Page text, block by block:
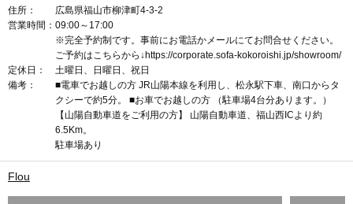
住所：
広島県福山市柳津町4-3-2
営業時間： 09:00～17:00
※完全予約制です。事前にお電話かメールにてお問合せください。
ご予約はこちらから↓https://corporate.sofa-kokoroishi.jp/showroom/
定休日：
土曜日、日曜日、祝日
備考：
■電車でお越しの方 JR山陽本線を利用し、松永駅下車、南口からタ
クシーで約5分。 ■お車でお越しの方 （駐車場4台分あります。）
【山陽自動車道をご利用の方】 山陽自動車道、福山西ICより約
6.5Km。
駐車場あり
Flou